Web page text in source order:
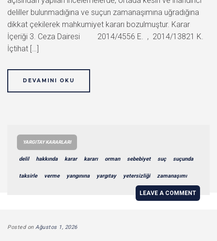
deliller bulunmadığına ve suçun zamanaşımına uğradığına
dikkat çekilerek mahkumiyet kararı bozulmuştur. Karar
İçeriği 3. Ceza Dairesi 2014/4556 E. , 2014/13821 K.
İçtihat […]
DEVAMINI OKU
YARGITAY KARARLARI
delil hakkında karar kararı orman sebebiyet suç suçunda
taksirle verme yangınına yargıtay yetersizliği zamanaşımı
LEAVE A COMMENT
Posted on Ağustos 1, 2026